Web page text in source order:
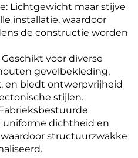
Lichtgewicht maar stijve
installatie, waardoor
de constructie worden
voor diverse
gevelbekleding,
en biedt ontwerpvrijheid
stijlen.
uniforme dichtheid en
structuurzwakke